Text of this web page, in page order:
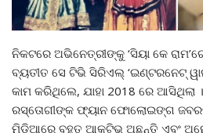
ନିକଟରେ ଅଭିନେତ୍ରୀଙ୍କୁ ‘ସିୟା କେ
ବ୍ୟତୀତ ସେ ଟିଭି ସିରିଏଲ୍ ‘ଇଣ୍ଟରନେଟ୍
କାମ କରିଥିଲେ, ଯାହା 2018 ରେ ଆସିଥିଲା
ରସ୍ତୋଗୀଙ୍କ ଫ୍ୟାନ ଫୋଲୋଇଙ୍ଗ
ମିଡିଆରେ ବହୁତ ଆକ୍ଟିଭ୍ ଅଛନ୍ତି ଏବଂ